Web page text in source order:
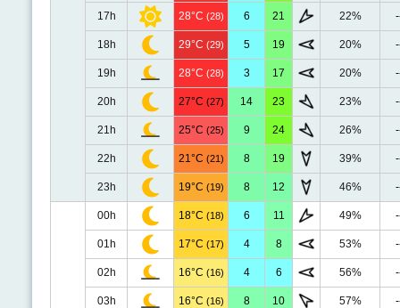
17h 28°C (28) 6 21 22%
18h 29°C (29) 5 19 20%
19h 28°C (28) 3 17 20%
20h 27°C (27) 14 23 23%
21h 25°C (25) 9 24 26%
22h 21°C (21) 8 19 39%
23h 19°C (19) 8 12 46%
00h 18°C (18) 6 11 49%
01h 17°C (17) 4 8 53%
02h 16°C (16) 4 6 56%
03h 16°C (16) 8 10 57%